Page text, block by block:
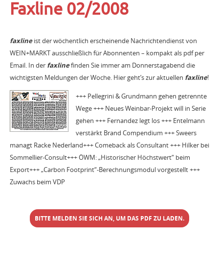
Faxline 02/2008
faxlineist der wöchentlich erscheinende Nachrichtendienst von
WEIN+MARKT ausschließlich für Abonnenten – kompakt als pdf per
Email. In der faxlinefinden Sie immer am Donnerstagabend die
wichtigsten Meldungen der Woche. Hier geht’s zur aktuellen faxline!
+++ Pellegrini & Grundmann gehen getrennte
Wege +++ Neues Weinbar-Projekt will in Serie
gehen +++ Fernandez legt los +++ Entelmann
verstärkt Brand Compendium +++ Sweers
managt Racke Nederland+++ Comeback als Consultant +++ Hilker bei
Sommellier-Consult+++ ÖWM: „Historischer Höchstwert“ beim
Export+++ „Carbon Footprint“-Berechnungsmodul vorgestellt +++
Zuwachs beim VDP
BITTE MELDEN SIE SICH AN, UM DAS PDF ZU LADEN.